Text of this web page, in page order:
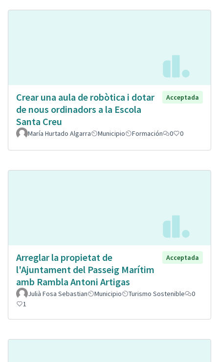
Crear una aula de robòtica i dotar
de nous ordinadors a la Escola
Santa Creu
Acceptada
María Hurtado Algarra Municipio Formación 0 0
Arreglar la propietat de
l'Ajuntament del Passeig Marítim
amb Rambla Antoni Artigas
Acceptada
Julià Fosa Sebastian Municipio Turismo Sostenible
0
1